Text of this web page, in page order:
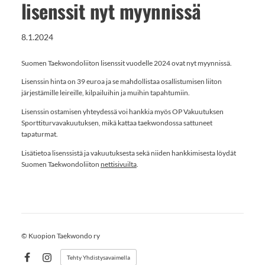
lisenssit nyt myynnissä
8.1.2024
Suomen Taekwondoliiton lisenssit vuodelle 2024 ovat nyt myynnissä.
Lisenssin hinta on 39 euroa ja se mahdollistaa osallistumisen liiton
järjestämille leireille, kilpailuihin ja muihin tapahtumiin.
Lisenssin ostamisen yhteydessä voi hankkia myös OP Vakuutuksen
Sporttiturvavakuutuksen, mikä kattaa taekwondossa sattuneet
tapaturmat.
Lisätietoa lisenssistä ja vakuutuksesta sekä niiden hankkimisesta löydät
Suomen Taekwondoliiton nettisivuilta.
© Kuopion Taekwondo ry
Tehty Yhdistysavaimella